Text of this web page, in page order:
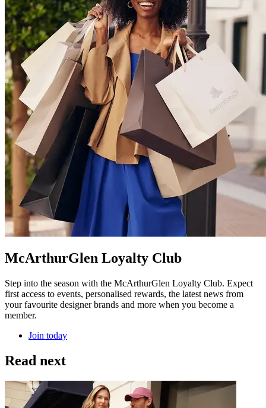
McArthurGlen Loyalty Club
Step into the season with the McArthurGlen Loyalty Club. Expect
first access to events, personalised rewards, the latest news from
your favourite designer brands and more when you become a
member.
Join today
Read next